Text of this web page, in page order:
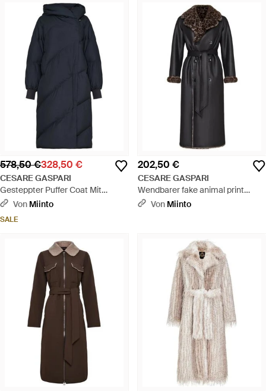
578,50 €328,50 €
CESARE GASPARI
Gesteppter Puffer Coat Mit
Übergroßer Kapuze - Blau
Von Miinto
SALE
202,50 €
CESARE GASPARI
Wendbarer fake animal print
shearling tel lang - Schwarz
Von Miinto